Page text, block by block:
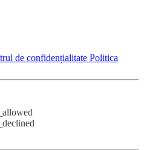
de confidențialitate Politica